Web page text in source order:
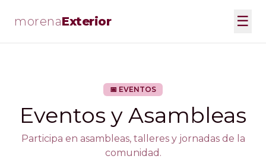
morenaExterior ☰
📅 EVENTOS
Eventos y Asambleas
Participa en asambleas, talleres y jornadas de la
comunidad.